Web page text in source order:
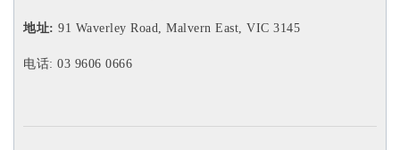
地址: 91 Waverley Road, Malvern East, VIC 3145
电话: 03 9606 0666